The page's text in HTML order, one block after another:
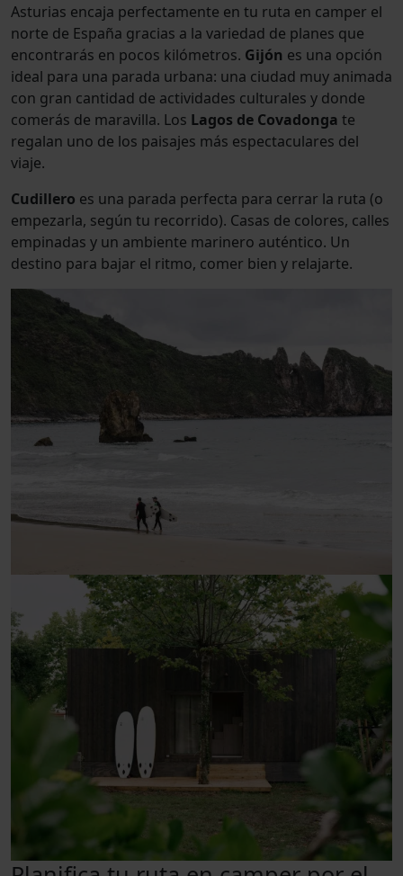
Asturias encaja perfectamente en tu ruta en camper el
norte de España gracias a la variedad de planes que
encontrarás en pocos kilómetros. Gijón es una opción
ideal para una parada urbana: una ciudad muy animada
con gran cantidad de actividades culturales y donde
comerás de maravilla. Los Lagos de Covadonga te
regalan uno de los paisajes más espectaculares del
viaje.
Cudillero es una parada perfecta para cerrar la ruta (o
empezarla, según tu recorrido). Casas de colores, calles
empinadas y un ambiente marinero auténtico. Un
destino para bajar el ritmo, comer bien y relajarte.